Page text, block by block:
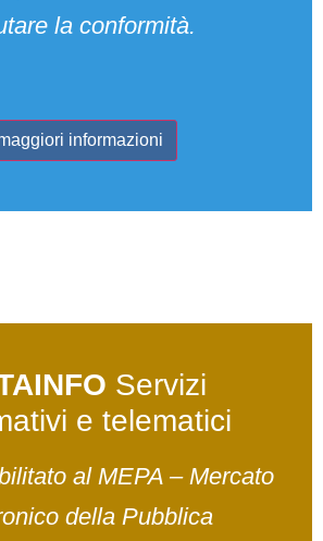
la conformità.
informazioni
Servizi
e telematici
al MEPA – Mercato
della Pubblica